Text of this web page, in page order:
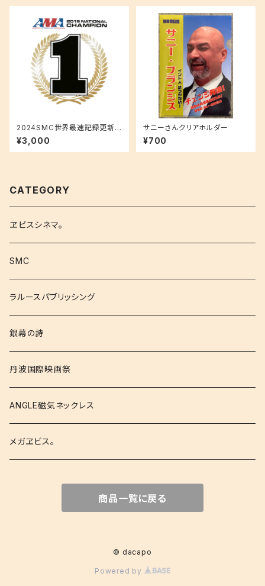
2024SMC世界最速記録更新サ
ポートプラン・サイン入りチャン
ピオンステッカーコース
¥3,000
サニーさんクリアホルダー
¥700
CATEGORY
ヱビスシネマ。
SMC
ラルースパブリッシング
銀幕の詩
丹波国際映画祭
ANGLE磁気ネックレス
メガヱビス。
商品一覧に戻る
© dacapo
Powered by